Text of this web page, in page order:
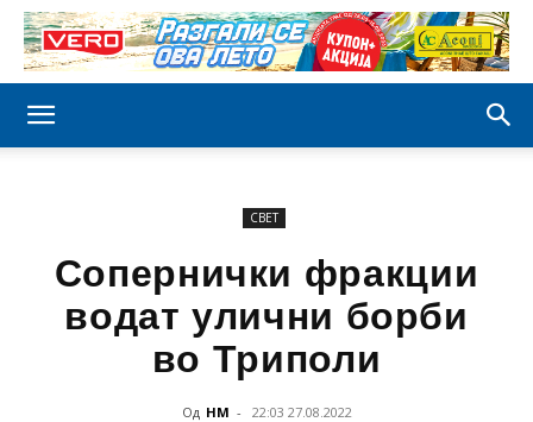
СВЕТ
Сопернички фракции
водат улични борби
во Триполи
Од НМ - 22:03 27.08.2022